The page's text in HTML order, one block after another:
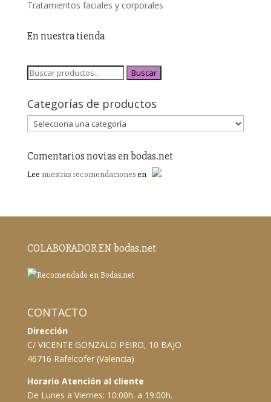
Tratamientos faciales y corporales
En nuestra tienda
Buscar
Categorías de productos
Comentarios novias en bodas.net
Lee nuestras recomendacionesen
COLABORADOR EN bodas.net
CONTACTO
Dirección
C/ VICENTE GONZALO PEIRO, 10 BAJO
46716 Rafelcofer (Valencia)
Horario Atención al cliente
De Lunes a Viernes: 10:00h. a 19:00h.